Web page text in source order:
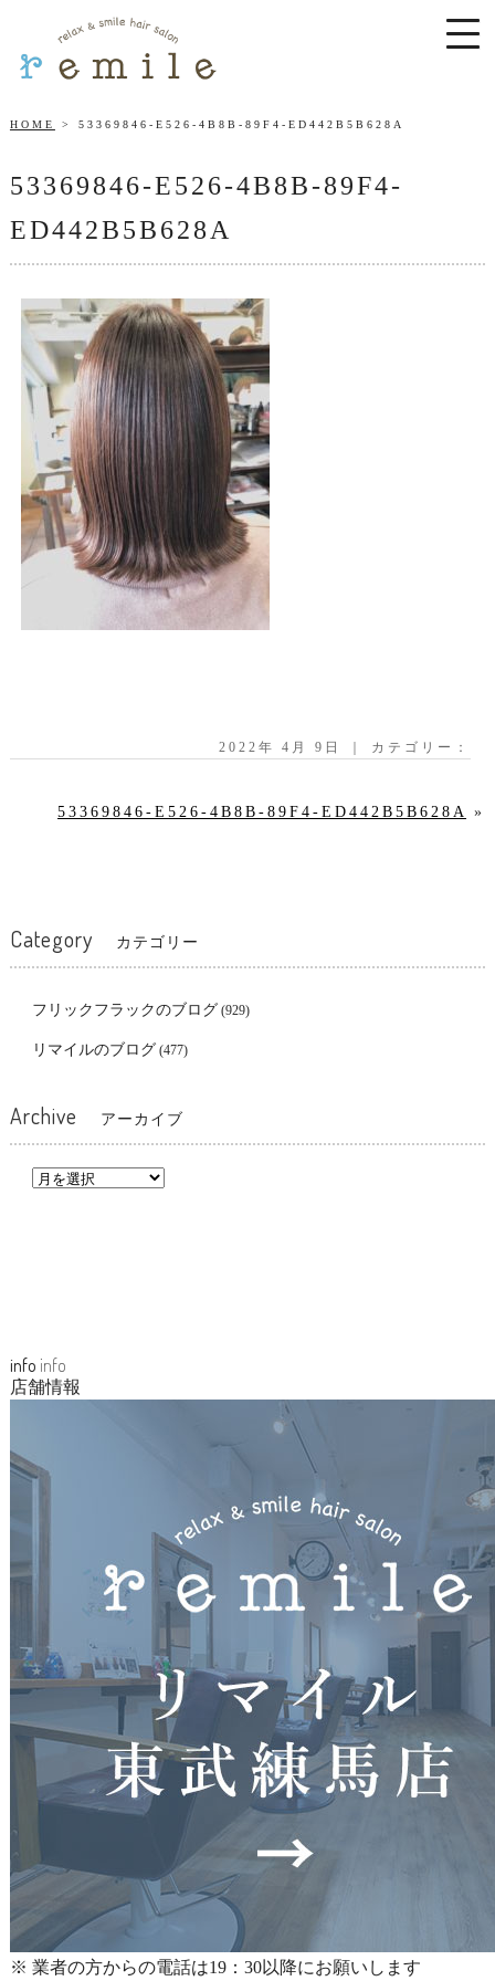
HOME 53369846-E526-4B8B-89F4-ED442B5B628A
53369846-E526-4B8B-89F4-
ED442B5B628A
2022年 4月 9日 ｜ カテゴリー：
53369846-E526-4B8B-89F4-ED442B5B628A »
Category カテゴリー
フリックフラックのブログ (929)
リマイルのブログ (477)
Archive アーカイブ
info info
店舗情報
※ 業者の方からの電話は19：30以降にお願いします